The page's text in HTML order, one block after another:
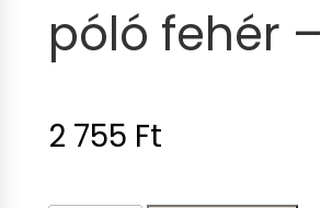
póló fehér –
2 755 Ft